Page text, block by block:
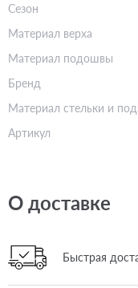
Сезон
Материал верха
Материал подошвы
Бренд
Материал стельки и
Артикул
О доставке
Быстрая